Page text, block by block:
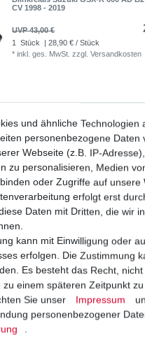
CV 1998 - 2019
UVP 43,00 €
1 Stück
| 28,90 € / Stück
*inkl. ges. MwSt. zzgl.Versandkosten
GEL Batterie YTX9-BS Suzuki GSX-
BG CE CV C3 1997 - 2017
UVP 47,82 €
| 43,72 € / Stück
inkl. ges. MwSt. Versandkosten
Marken Batterie YTX9-BS Suzuki
BG B2 CE CV C3 1997-2017
UVP 36,76 €
1 Stück | 33,61 € / Stück
inkl. ges. MwSt. zzgl.
und ähnliche Technologien
personenbezogene Daten
Webseite (z.B. IP-Adresse),
zu personalisieren, Medien
oder Zugriffe auf unsere
erfolgt erst
Daten mit Dritten, die wir
kann mit Einwilligung oder
erfolgen. Die Zustimmung
Es besteht das Recht, nicht
zu einem späteren Zeitpunkt
Sie unser
Impressum
personenbezogener